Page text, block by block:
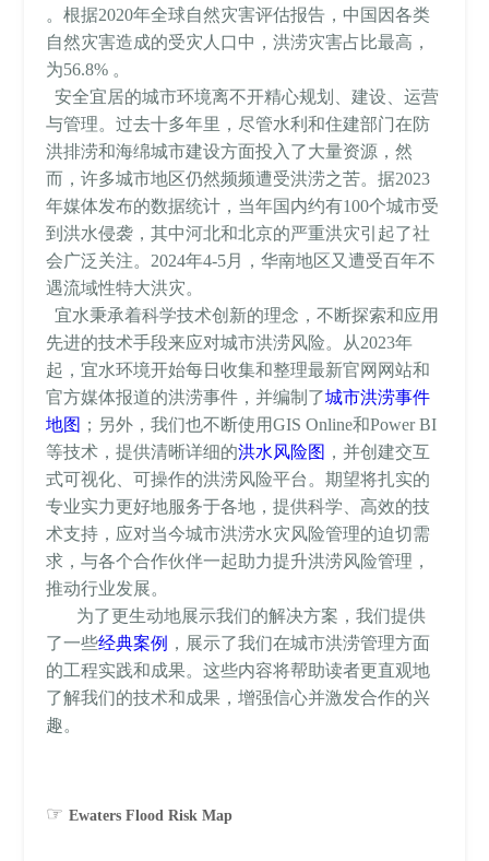
。根据2020年全球自然灾害评估报告，中国因各类
自然灾害造成的受灾人口中，洪涝灾害占比最高，
为56.8% 。
安全宜居的城市环境离不开精心规划、建设、运营
与管理。过去十多年里，尽管水利和住建部门在防
洪排涝和海绵城市建设方面投入了大量资源，然
而，许多城市地区仍然频频遭受洪涝之苦。据2023
年媒体发布的数据统计，当年国内约有100个城市受
到洪水侵袭，其中河北和北京的严重洪灾引起了社
会广泛关注。2024年4-5月，华南地区又遭受百年不
遇流域性特大洪灾。
宜水秉承着科学技术创新的理念，不断探索和应用
先进的技术手段来应对城市洪涝风险。从2023年
起，宜水环境开始每日收集和整理最新官网网站和
官方媒体报道的洪涝事件，并编制了城市洪涝事件
地图 ；另外，我们也不断使用GIS Online和Power BI
等技术，提供清晰详细的洪水风险图 ，并创建交互
式可视化、可操作的洪涝风险平台。期望将扎实的
专业实力更好地服务于各地，提供科学、高效的技
术支持，应对当今城市洪涝水灾风险管理的迫切需
求，与各个合作伙伴一起助力提升洪涝风险管理，
推动行业发展。
为了更生动地展示我们的解决方案，我们提供
了一些经典案例 ，展示了我们在城市洪涝管理方面
的工程实践和成果。这些内容将帮助读者更直观地
了解我们的技术和成果，增强信心并激发合作的兴
趣。
☞ Ewaters Flood Risk Map